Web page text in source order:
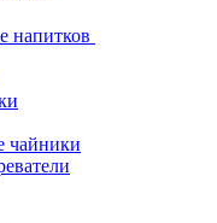
напитков
чайники